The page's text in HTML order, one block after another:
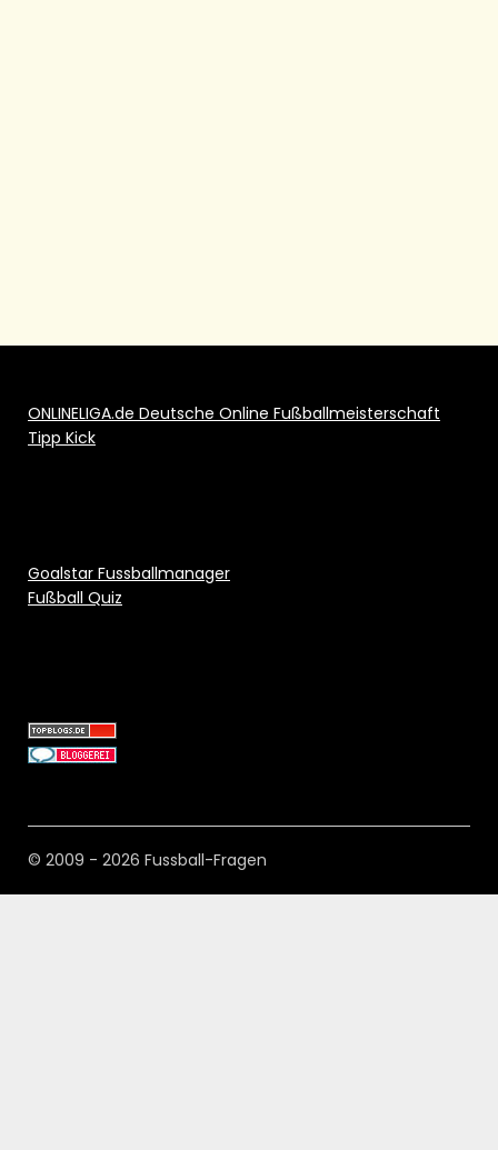
ONLINELIGA.de Deutsche Online Fußballmeisterschaft
Tipp Kick
Goalstar Fussballmanager
Fußball Quiz
© 2009 - 2026 Fussball-Fragen